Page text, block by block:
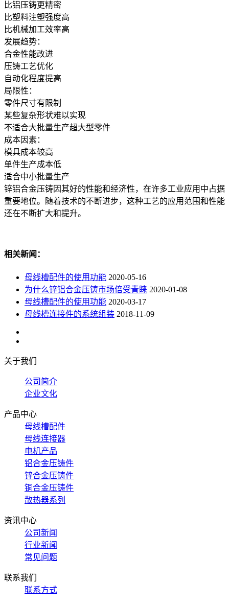
比铝压铸更精密
比塑料注塑强度高
比机械加工效率高
发展趋势：
合金性能改进
压铸工艺优化
自动化程度提高
局限性：
零件尺寸有限制
某些复杂形状难以实现
不适合大批量生产超大型零件
成本因素：
模具成本较高
单件生产成本低
适合中小批量生产
锌铝合金压铸因其好的性能和经济性，在许多工业应用中占据
重要地位。随着技术的不断进步，这种工艺的应用范围和性能
还在不断扩大和提升。
相关新闻：
母线槽配件的使用功能 2020-05-16
为什么锌铝合金压铸市场倍受青睐 2020-01-08
母线槽配件的使用功能 2020-03-17
母线槽连接件的系统组装 2018-11-09
关于我们
公司简介
企业文化
产品中心
母线槽配件
母线连接器
电机产品
铝合金压铸件
锌合金压铸件
铜合金压铸件
散热器系列
资讯中心
公司新闻
行业新闻
常见问题
联系我们
联系方式